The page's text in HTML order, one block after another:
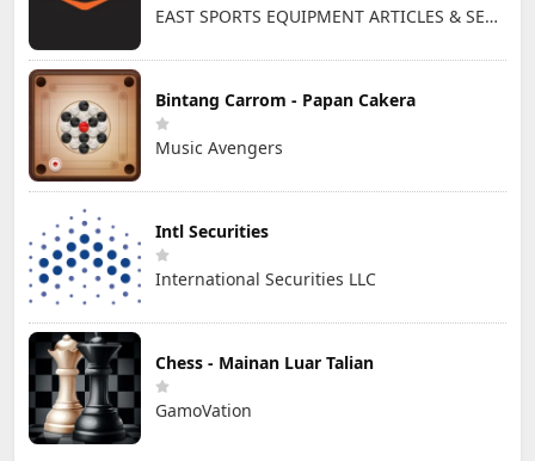
EAST SPORTS EQUIPMENT ARTICLES & SERVICES L.L.C
Bintang Carrom - Papan Cakera
Music Avengers
Intl Securities
International Securities LLC
Chess - Mainan Luar Talian
GamoVation